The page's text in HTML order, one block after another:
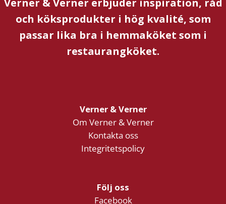
och köksprodukter i hög kvalité, som
passar lika bra i hemmaköket som i
restaurangköket.
Verner & Verner
Om Verner & Verner
Kontakta oss
Integritetspolicy
Följ oss
Facebook